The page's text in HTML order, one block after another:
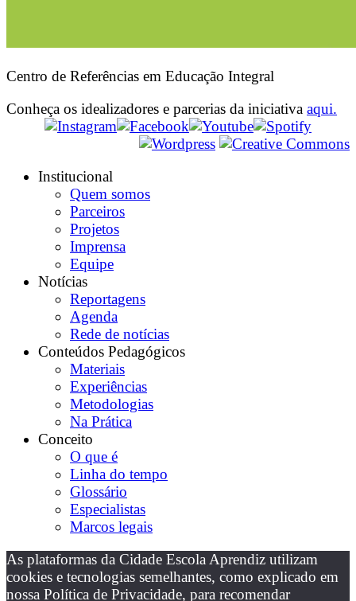
Centro de Referências em Educação Integral
Conheça os idealizadores e parcerias da iniciativa aqui.
Institucional
Quem somos
Parceiros
Projetos
Imprensa
Equipe
Notícias
Reportagens
Agenda
Rede de notícias
Conteúdos Pedagógicos
Materiais
Experiências
Metodologias
Na Prática
Conceito
O que é
Linha do tempo
Glossário
Especialistas
Marcos legais
As plataformas da Cidade Escola Aprendiz utilizam
cookies e tecnologias semelhantes, como explicado em
nossa Política de Privacidade, para recomendar